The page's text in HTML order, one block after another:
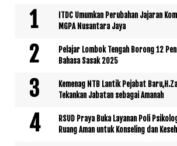
ITDC Umumkan Perubahan Jajaran
MGPA Nusantara Jaya
Pelajar Lombok Tengah Borong 12
Bahasa Sasak 2025
Kemenag NTB Lantik Pejabat
Tekankan Jabatan sebagai Amanah
RSUD Praya Buka Layanan Poli
Ruang Aman untuk Konseling dan